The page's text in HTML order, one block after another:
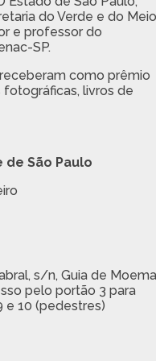
do Verde e do Meio
e professor do
SP.
como prêmio
fotográficas, livros de
de São Paulo
s/n, Guia de Moema
pelo portão 3 para
e 10 (pedestres)